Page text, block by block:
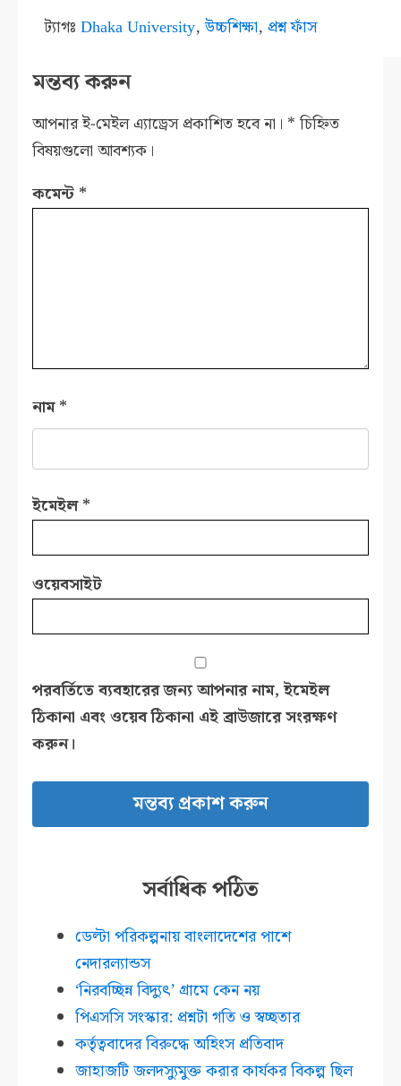
ট্যাগঃ Dhaka University,উচ্চশিক্ষা, প্রশ্ন ফাঁস
মন্তব্য করুন
আপনার ই-মেইল এ্যাড্রেস প্রকাশিত হবে না। * চিহ্নিত
বিষয়গুলো আবশ্যক।
কমেন্ট *
নাম*
ইমেইল*
ওয়েবসাইট
পরবর্তিতে ব্যবহারের জন্য আপনার নাম, ইমেইল
ঠিকানা এবং ওয়েব ঠিকানা এই ব্রাউজারে সংরক্ষণ
করুন।
সর্বাধিক পঠিত
ডেল্টা পরিকল্পনায় বাংলাদেশের পাশে
নেদারল্যান্ডস
‘নিরবচ্ছিন্ন বিদ্যুৎ’ গ্রামে কেন নয়
পিএসসি সংস্কার: প্রশ্নটা গতি ও স্বচ্ছতার
কর্তৃত্ববাদের বিরুদ্ধে অহিংস প্রতিবাদ
জাহাজটি জলদস্যুমুক্ত করার কার্যকর বিকল্প ছিল